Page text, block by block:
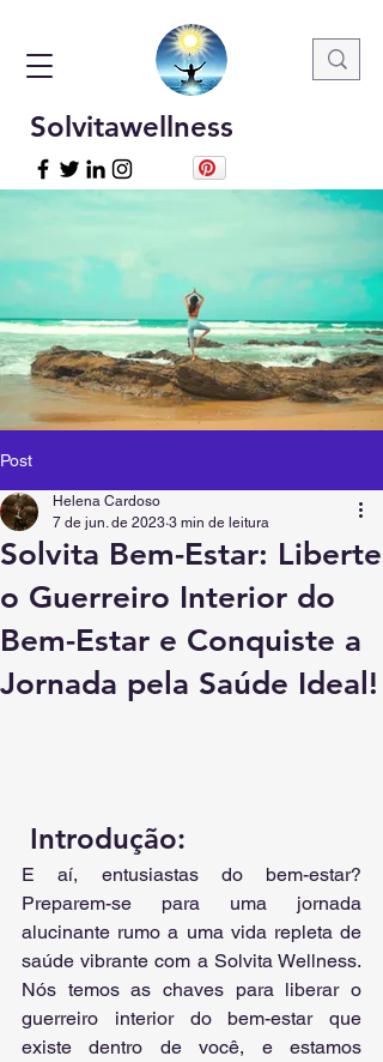
Solvitawellness
Post
Solvita Bem-Estar: Liberte
o Guerreiro Interior do
Bem-Estar e Conquiste a
Jornada pela Saúde Ideal!
Helena Cardoso
7 de jun. de 2023 3 min de leitura
Introdução:
E aí, entusiastas do bem-estar?
Preparem-se para uma jornada
alucinante rumo a uma vida repleta de
saúde vibrante com a Solvita Wellness.
Nós temos as chaves para liberar o
guerreiro interior do bem-estar que
existe dentro de você, e estamos